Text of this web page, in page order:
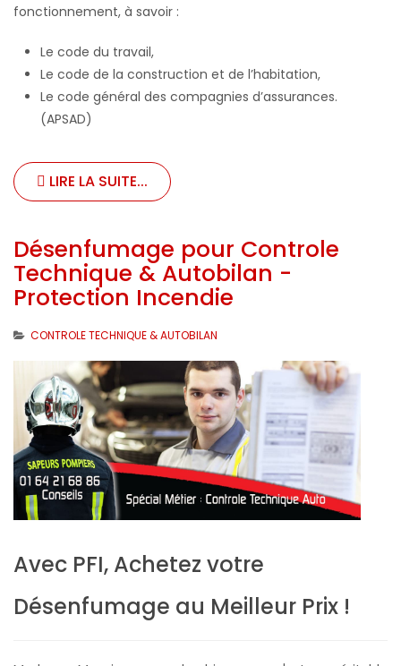
fonctionnement, à savoir :
Le code du travail,
Le code de la construction et de l’habitation,
Le code général des compagnies d’assurances.
(APSAD)
LIRE LA SUITE...
Désenfumage pour Controle
Technique & Autobilan -
Protection Incendie
CONTROLE TECHNIQUE & AUTOBILAN
Avec PFI, Achetez votre
Désenfumage au Meilleur Prix !